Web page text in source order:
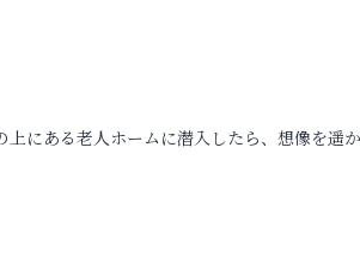
にある老人ホームに潜入したら、想像を遥